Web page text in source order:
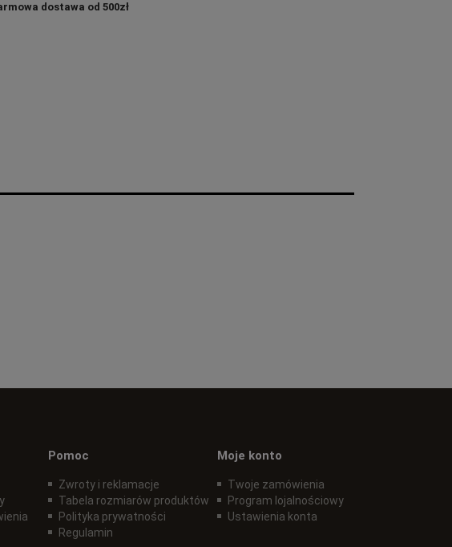
dostawa od 500zł
Pomoc
Zwroty i reklamacje
Tabela rozmiarów produktów
Polityka prywatności
Regulamin
Moje konto
Twoje zamówienia
Program lojalnościowy
Ustawienia konta